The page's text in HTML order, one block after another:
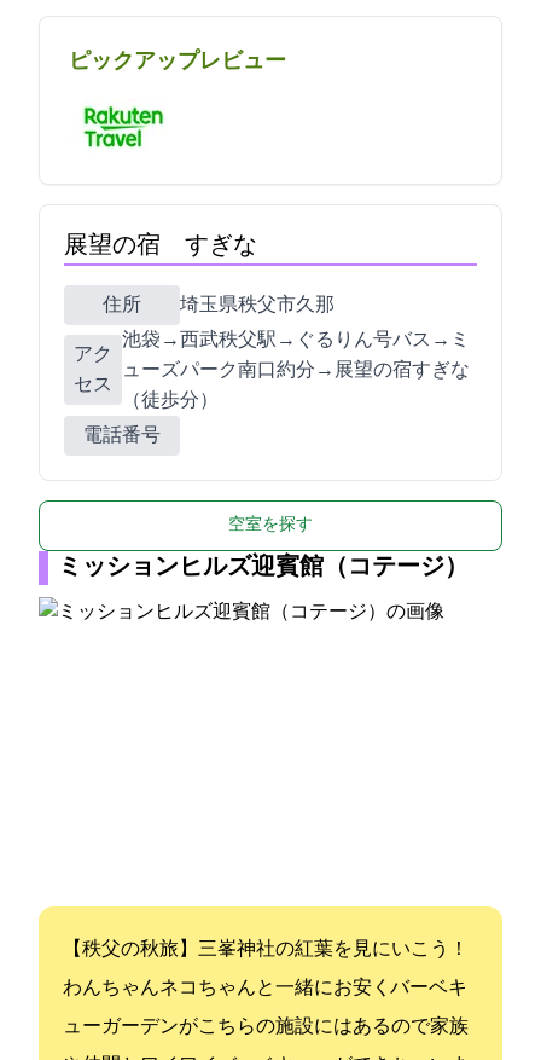
ピックアップレビュー
展望の宿 すぎな
住所 埼玉県秩父市久那1036
アク
セス
池袋→西武秩父駅→ぐるりん号(バス)→ミ
ューズパーク南口(約20分)→展望の宿すぎな
（徒歩10分）
電話番号
空室を探す
ミッションヒルズ迎賓館（コテージ）
【秩父の秋旅】三峯神社の紅葉を見にいこう！
わんちゃんネコちゃんと一緒にお安くSTAY バーベキ
ューガーデンがこちらの施設にはあるので家族